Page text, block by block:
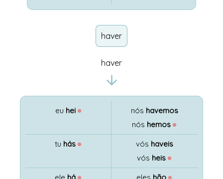
haver
haver
eu hei ●
tu hás ●
nós havemos
nós hemos ●
vós haveis
vós heis ●